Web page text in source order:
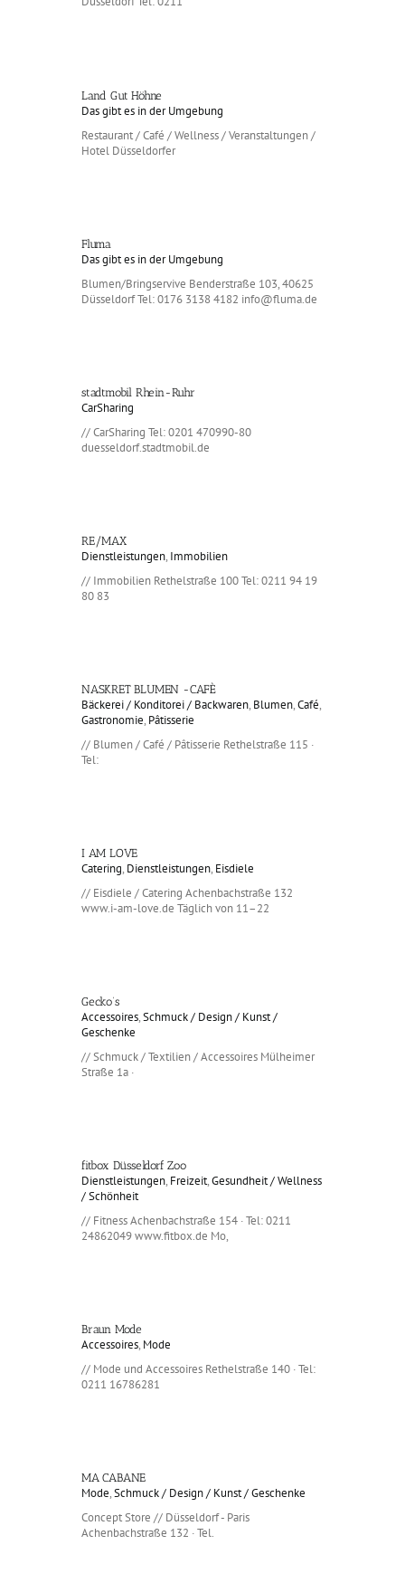
Land Gut Höhne
Das gibt es in der Umgebung
Restaurant / Café / Wellness / Veranstaltungen /
Hotel Düsseldorfer
Fluma
Das gibt es in der Umgebung
Blumen/Bringservive Benderstraße 103, 40625
Düsseldorf Tel: 0176 3138 4182 info@fluma.de
stadtmobil Rhein-Ruhr
CarSharing
// CarSharing Tel: 0201 470990-80
duesseldorf.stadtmobil.de
RE/MAX
Dienstleistungen, Immobilien
// Immobilien Rethelstraße 100 Tel: 0211 94 19
80 83
NASKRET BLUMEN -CAFÈ
Bäckerei / Konditorei / Backwaren, Blumen,Café,
Gastronomie, Pâtisserie
// Blumen / Café / Pâtisserie Rethelstraße 115 ·
Tel:
I AM LOVE
Catering, Dienstleistungen, Eisdiele
// Eisdiele / Catering Achenbachstraße 132
www.i-am-love.de Täglich von 11–22
Gecko’s
Accessoires,Schmuck / Design / Kunst /
Geschenke
// Schmuck / Textilien / Accessoires Mülheimer
Straße 1a ·
fitbox Düsseldorf Zoo
Dienstleistungen, Freizeit,Gesundheit / Wellness
/ Schönheit
// Fitness Achenbachstraße 154 · Tel: 0211
24862049 www.fitbox.de Mo,
Braun Mode
Accessoires, Mode
// Mode und Accessoires Rethelstraße 140 · Tel:
0211 16786281
MA CABANE
Mode,Schmuck / Design / Kunst / Geschenke
Concept Store // Düsseldorf - Paris
Achenbachstraße 132 · Tel.